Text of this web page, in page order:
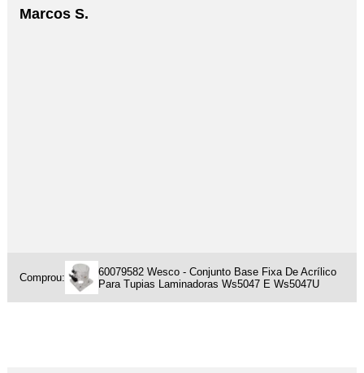
Marcos S.
Comprou:
60079582 Wesco - Conjunto Base Fixa De Acrílico
Para Tupias Laminadoras Ws5047 E Ws5047U